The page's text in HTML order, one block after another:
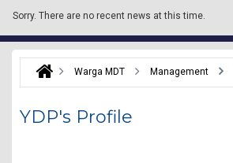
Sorry. There are no recent news at this time.
Warga MDT Management
YDP's Profile